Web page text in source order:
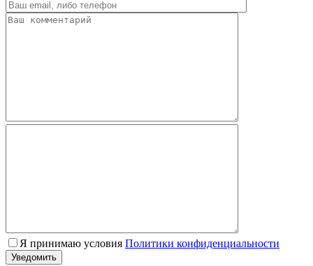
Я принимаю условия Политики конфиденциальности